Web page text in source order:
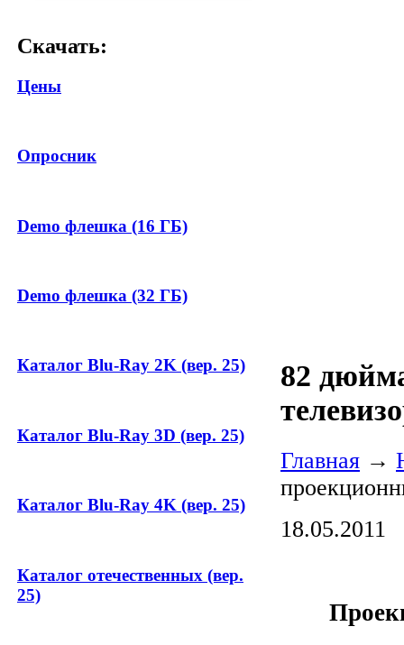
Скачать:
Цены
Опросник
Demo флешка (16 ГБ)
Demo флешка (32 ГБ)
Каталог Blu-Ray 2K (вер. 25)
Каталог Blu-Ray 3D (вер. 25)
Каталог Blu-Ray 4K (вер. 25)
Каталог отечественных (вер.
25)
82
Главная →
18.05.2011